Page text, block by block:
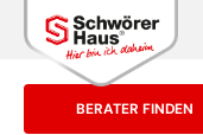
BERATER FINDEN